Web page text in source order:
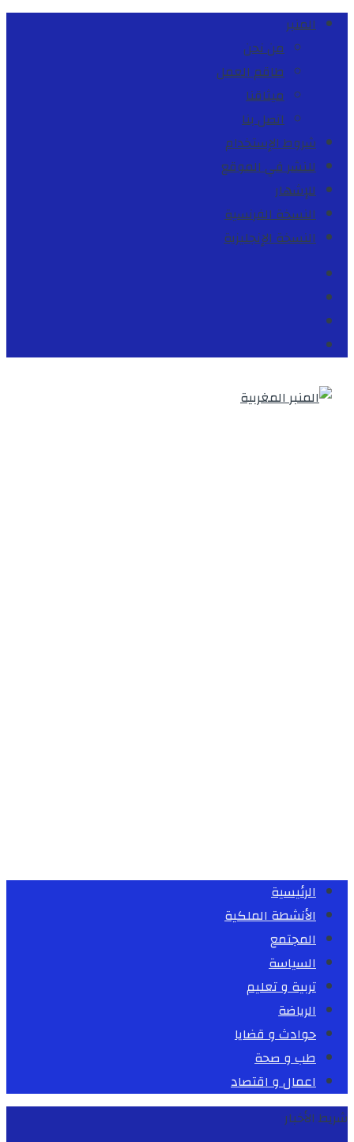
المنبر
من نحن
طاقم العمل
ميثاقنا
اتصل بنا
شروط الإستخدام
للنشر في الموقع
للإشهار
النسخة الفرنسية
النسخة الإنجليزية
الرئيسية
الأنشطة الملكية
المجتمع
السياسة
تربية و تعليم
الرياضة
حوادث و قضايا
طب و صحة
اعمال و اقتصاد
شريط الأخبار